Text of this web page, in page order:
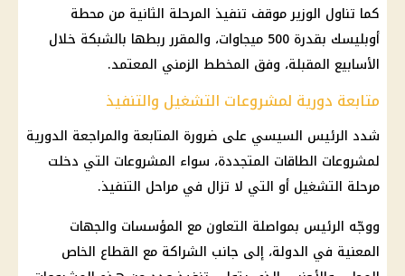
كما تناول الوزير موقف تنفيذ المرحلة الثانية من محطة
أوبليسك بقدرة 500 ميجاوات، والمقرر ربطها بالشبكة خلال
الأسابيع المقبلة، وفق المخطط الزمني المعتمد.
متابعة دورية لمشروعات التشغيل والتنفيذ
شدد الرئيس السيسي على ضرورة المتابعة والمراجعة الدورية
لمشروعات الطاقات المتجددة، سواء المشروعات التي دخلت
مرحلة التشغيل أو التي لا تزال في مراحل التنفيذ.
ووجّه الرئيس بمواصلة التعاون مع المؤسسات والجهات
المعنية في الدولة، إلى جانب الشراكة مع القطاع الخاص